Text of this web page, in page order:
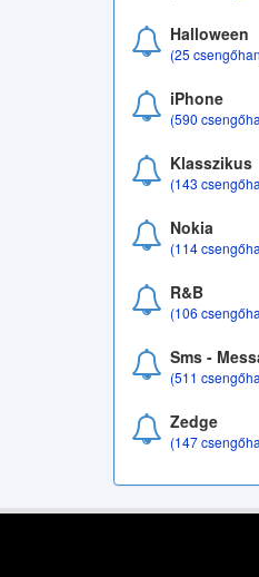
Halloween
(25
iPhone
(590
Klasszikus
(143
Nokia
(114
R&B
(106
Sms -
(511
Zedge
(147